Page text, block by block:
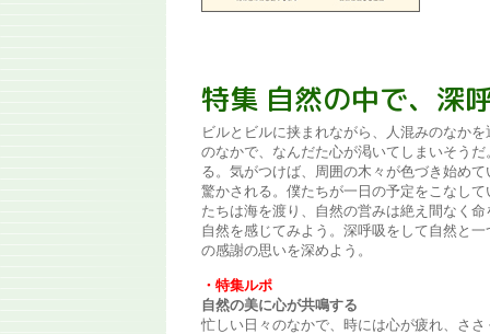
特集 自然の中で、深
ビルとビルに挟まれながら、人混みのなか
のなかで、なんだた心が渇いてしまいそう
る。気がつけば、周囲の木々が色づき始め
驚かされる。僕たちが一日の予定をこなし
たちは海を渡り、自然の営みは絶え間なく
自然を感じてみよう。深呼吸をして自然と
の感謝の思いを深めよう。
・特集ルポ
自然の美に心が共鳴する
忙しい日々のなかで、時には心が疲れ、さ